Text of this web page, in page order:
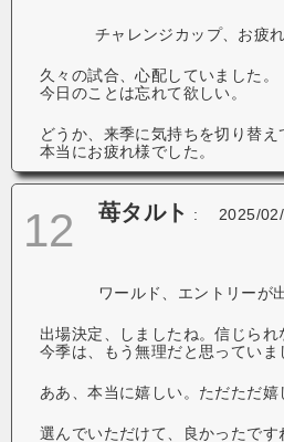
チャレンジカップ、お疲れ
久々の試合、心配していました。
今日のことは忘れて欲しい。
どうか、来季に気持ちを切り替え
本当にお疲れ様でした。
12 苺タルト : 2025/02/
ワールド、エントリーが
出場決定、しましたね。信じられ
今季は、もう無理だと思っていま
ああ、本当に嬉しい。ただただ嬉
選んでいただけて、良かったです